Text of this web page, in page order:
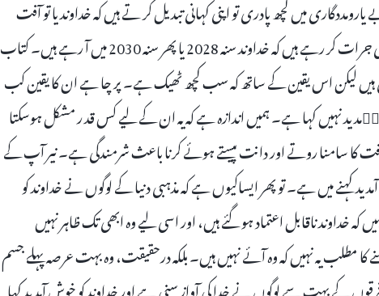
میں کچھ پادری تو اپنی کہانی تبدیل کر تے ہیں کہ خداوند یا تو آفت
کے بیچ یا پھر آفت کے بعد آئیں گے۔ کچھ تو یہاں تک دعویٰ کرنے کی جرات کر رہے ہیں کہ خداوند سنہ 2028 یا پھر سنہ 2030 میں آ رہے ہیں۔ کتاب
ہیں لیکن اس یقین کے ساتھ کہ سب کچھ ٹھیک ہے۔ پر چا ہے ان کا یقین کب
نہیں کہا ہے۔ ہمیں اندازہ ہے کہ یہ ان کے لیے کس قد ر مشکل ہوسکتا
کا سامنا روتے اور دانت پیستے ہوئے کرنا باعث شرمندگی ہے۔ نیر آپ کے
کہنے میں ہے۔ تو پھر ایساکیوں ہے کہ مذہبی دنیا کے لوگوں نے خداوند کو
خداوند ناقابل اعتماد ہو گئے ہیں، اور اسی لیے وہ ابھی تک ظاہر نہیں
کا مطلب یہ نہیں کہ وہ آئے نہیں ہیں۔ بلکہ درحقیقت، وہ بہت عرصہ پہلے جسم
کے بہت سے لوگوں نے خدا کی آواز سنی ہے اور خداوند کو خوش آمدید کہا